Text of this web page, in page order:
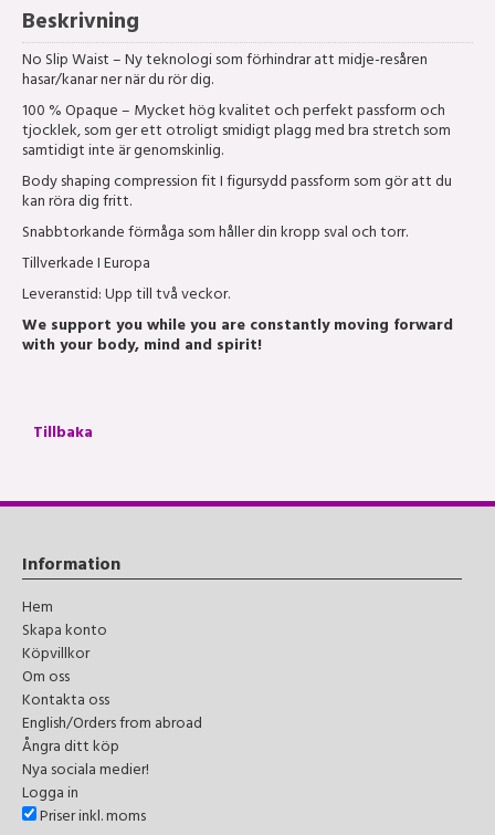
Beskrivning
No Slip Waist – Ny teknologi som förhindrar att midje-resåren
hasar/kanar ner när du rör dig.
100 % Opaque – Mycket hög kvalitet och perfekt passform och
tjocklek, som ger ett otroligt smidigt plagg med bra stretch som
samtidigt inte är genomskinlig.
Body shaping compression fit I figursydd passform som gör att du
kan röra dig fritt.
Snabbtorkande förmåga som håller din kropp sval och torr.
Tillverkade I Europa
Leveranstid: Upp till två veckor.
We support you while you are constantly moving forward
with your body, mind and spirit!
Tillbaka
Information
Hem
Skapa konto
Köpvillkor
Om oss
Kontakta oss
English/Orders from abroad
Ångra ditt köp
Nya sociala medier!
Logga in
Priser inkl. moms